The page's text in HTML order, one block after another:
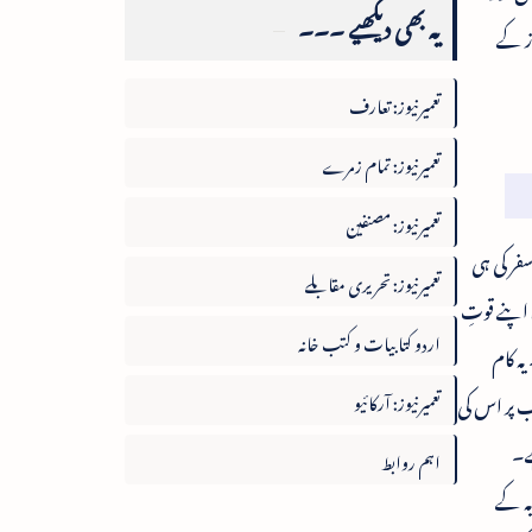
کے
کی ہی
قوتِ
کام
پر اس کی
کے
یہ بھی دیکھیے ۔۔۔
تعمیرنیوز: تعارف
تعمیرنیوز: تمام زمرے
تعمیرنیوز: مصنفین
تعمیرنیوز: تحریری مقابلے
اردو کتابیات و کتب خانہ
تعمیرنیوز: آرکائیو
اہم روابط